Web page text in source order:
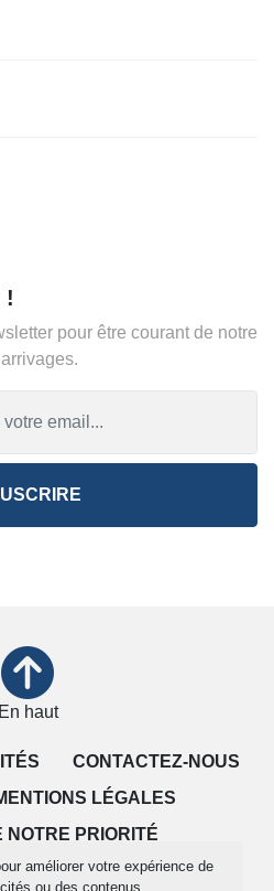
améliorer votre expérience de
ou des contenus
!
pour être courant de notre
CONTACTEZ-NOUS
LÉGALES
NOTRE PRIORITÉ
DE VENTE
En haut